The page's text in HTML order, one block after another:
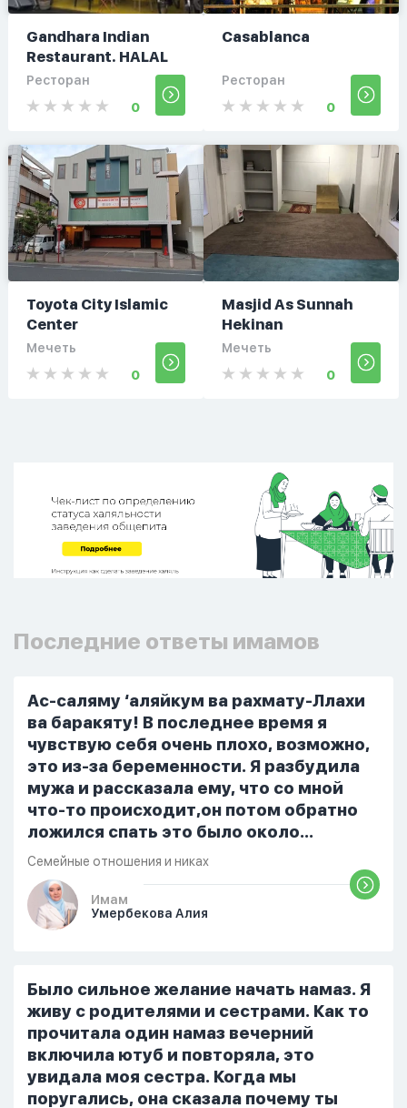
Gandhara Indian
Restaurant. HALAL
Ресторан
0
Casablanca
Ресторан
0
Toyota City Islamic
Center
Мечеть
0
Masjid As Sunnah
Hekinan
Мечеть
0
Последние ответы имамов
Ас-саляму ‘аляйкум ва рахмату-Ллахи
ва баракяту! В последнее время я
чувствую себя очень плохо, возможно,
это из-за беременности. Я разбудила
мужа и рассказала ему, что со мной
что-то происходит,он потом обратно
ложился спать это было около
одиннадцати вечера. Но я снова
разбудила его, сказав, что мне плохо.
Он ответил: «Я живу с больными». Мне
стало очень обидно, и я решила
проснулся и спросил, что случилось. И
я рассказала о своих проблемах. Затем
я сказала ему:...
Семейные отношения и никах
Имам
Умербекова Алия
Было сильное желание начать намаз. Я
живу с родителями и сестрами. Как то
прочитала один намаз вечерний
включила ютуб и повторяла, это
увидала моя сестра. Когда мы
поругались, она сказала почему ты